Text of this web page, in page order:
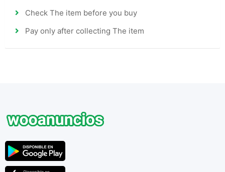
Check The item before you buy
Pay only after collecting The item